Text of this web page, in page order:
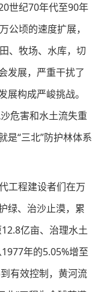
世纪70年代至90年
公顷的速度扩展，
、牧场、水库，切
发展，严重干扰了
构成严峻挑战。
危害和水土流失重
是“三北”防护林体系
工程建设者们在万
绿、治沙止漠，累
亿亩、治理水土
年的5.05%增至
有效控制，黄河流